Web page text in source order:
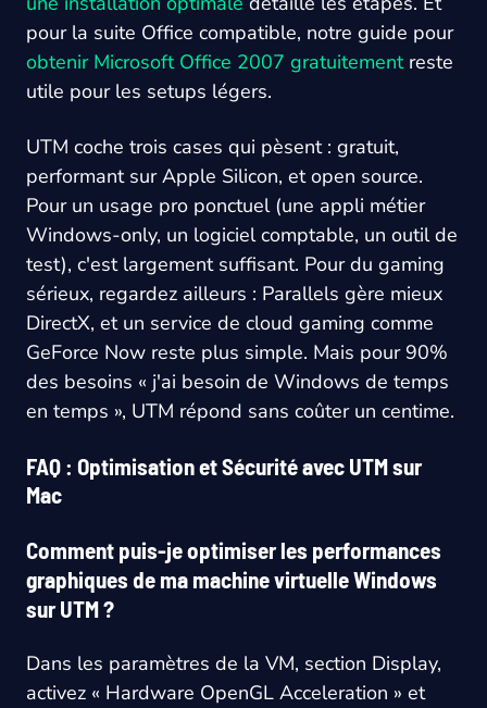
pour la suite Office compatible, notre guide pour
obtenir Microsoft Office 2007 gratuitementreste
utile pour les setups légers.
UTM coche trois cases qui pèsent : gratuit,
performant sur Apple Silicon, et open source.
Pour un usage pro ponctuel (une appli métier
Windows-only, un logiciel comptable, un outil de
test), c'est largement suffisant. Pour du gaming
sérieux, regardez ailleurs : Parallels gère mieux
DirectX, et un service de cloud gaming comme
GeForce Now reste plus simple. Mais pour 90%
des besoins « j'ai besoin de Windows de temps
en temps », UTM répond sans coûter un centime.
FAQ : Optimisation et Sécurité avec UTM sur
Mac
Comment puis-je optimiser les performances
graphiques de ma machine virtuelle Windows
sur UTM ?
Dans les paramètres de la VM, section Display,
activez « Hardware OpenGL Acceleration » et